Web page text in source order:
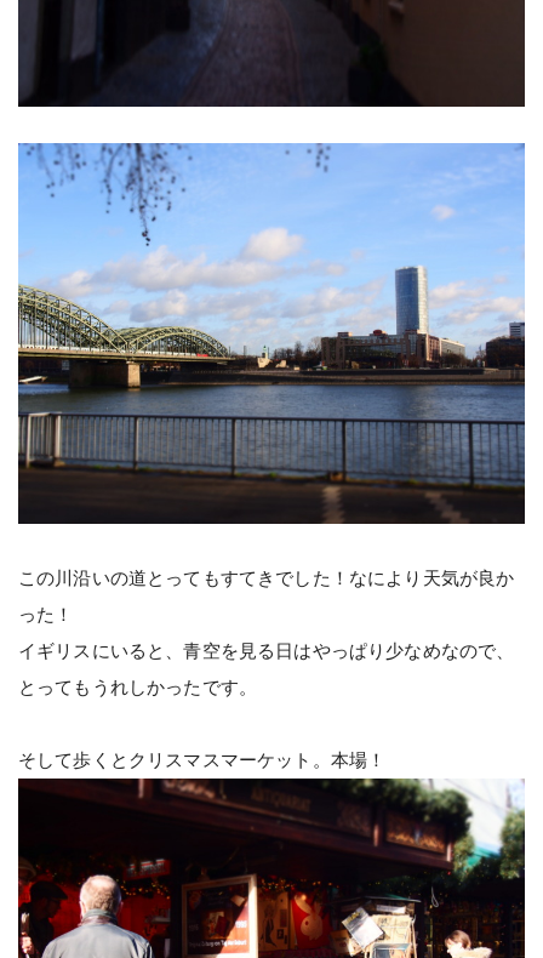
この川沿いの道とってもすてきでした！なにより天気が良か
った！
イギリスにいると、青空を見る日はやっぱり少なめなので、
とってもうれしかったです。
そして歩くとクリスマスマーケット。本場！